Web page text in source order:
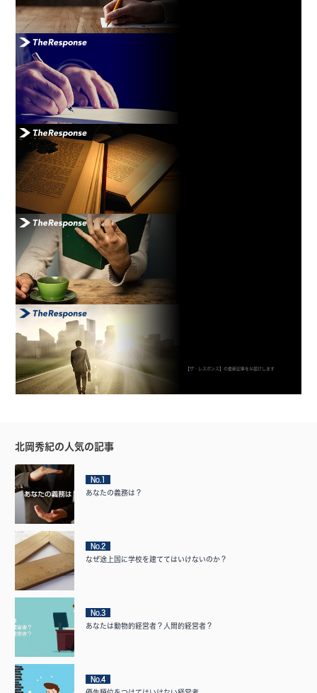
【ザ・レスポンス】の最新記事をお届けします
北岡秀紀の人気の記事
No.1
あなたの義務は？
No.2
なぜ途上国に学校を建ててはいけないのか？
No.3
あなたは動物的経営者？人間的経営者？
No.4